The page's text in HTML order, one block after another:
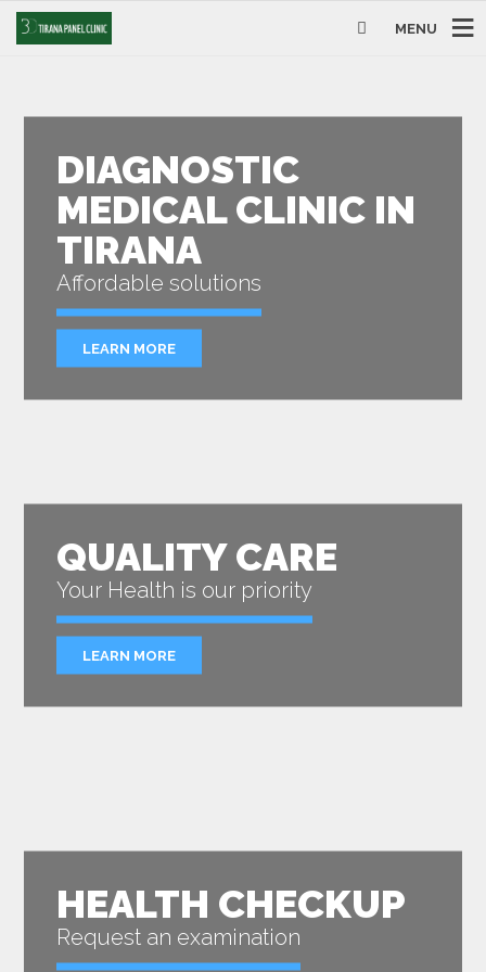
MENU
DIAGNOSTIC
MEDICAL CLINIC IN
TIRANA
Affordable solutions
LEARN MORE
QUALITY CARE
Your Health is our priority
LEARN MORE
HEALTH CHECKUP
Request an examination